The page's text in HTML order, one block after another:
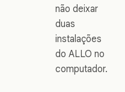
não deixar
duas
instalações
do ALLO no
computador.